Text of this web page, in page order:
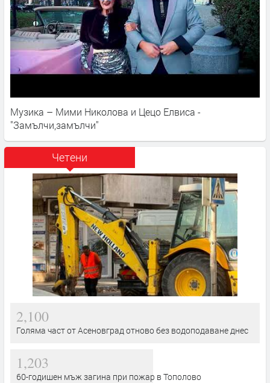
Музика – Мими Николова и Цецо Елвиса -
"Замълчи,замълчи"
Четени
2,100
Голяма част от Асеновград отново без водоподаване днес
1,203
60-годишен мъж загина при пожар в Тополово